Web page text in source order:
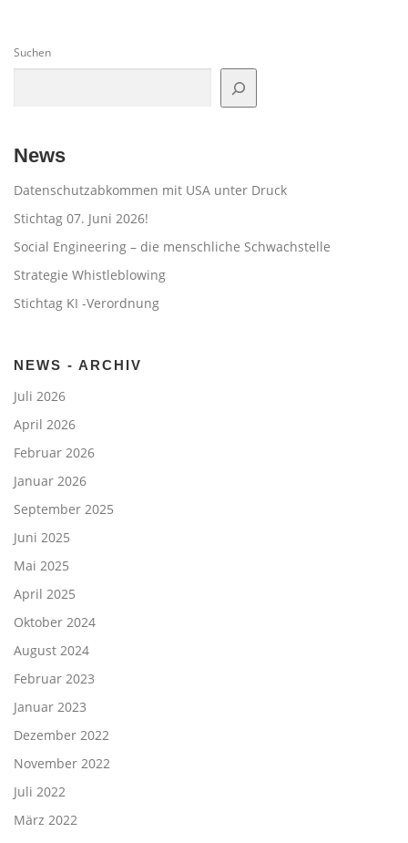
Suchen
News
Datenschutzabkommen mit USA unter Druck
Stichtag 07. Juni 2026!
Social Engineering – die menschliche Schwachstelle
Strategie Whistleblowing
Stichtag KI -Verordnung
NEWS - ARCHIV
Juli 2026
April 2026
Februar 2026
Januar 2026
September 2025
Juni 2025
Mai 2025
April 2025
Oktober 2024
August 2024
Februar 2023
Januar 2023
Dezember 2022
November 2022
Juli 2022
März 2022